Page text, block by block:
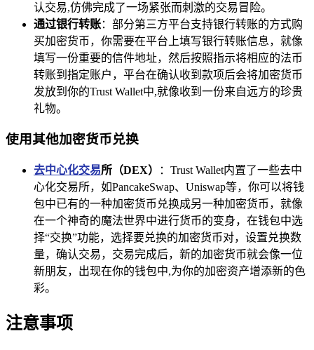
认交易,仿佛完成了一场紧张而刺激的交易冒险。
通过银行转账：部分第三方平台支持银行转账的方式购
买加密货币，你需要在平台上填写银行转账信息，就像
填写一份重要的信件地址，然后按照指示将相应的法币
转账到指定账户，平台在确认收到款项后会将加密货币
发放到你的Trust Wallet中,就像收到一份来自远方的珍贵
礼物。
使用其他加密货币兑换
去中心化交易所（DEX）
：Trust Wallet内置了一些去中
心化交易所，如PancakeSwap、Uniswap等，你可以将钱
包中已有的一种加密货币兑换成另一种加密货币，就像
在一个神奇的魔法世界中进行货币的变身，在钱包中选
择“交换”功能，选择要兑换的加密货币对，设置兑换数
量，确认交易，交易完成后，新的加密货币就会像一位
新朋友，出现在你的钱包中,为你的加密资产增添新的色
彩。
注意事项